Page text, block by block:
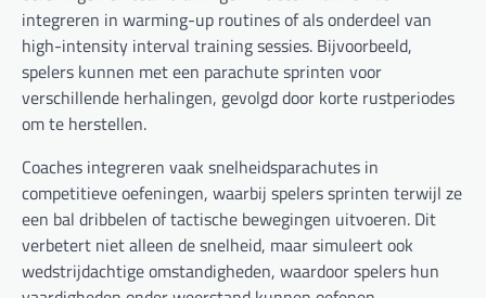
integreren in warming-up routines of als onderdeel van
high-intensity interval training sessies. Bijvoorbeeld,
spelers kunnen met een parachute sprinten voor
verschillende herhalingen, gevolgd door korte rustperiodes
om te herstellen.
Coaches integreren vaak snelheidsparachutes in
competitieve oefeningen, waarbij spelers sprinten terwijl ze
een bal dribbelen of tactische bewegingen uitvoeren. Dit
verbetert niet alleen de snelheid, maar simuleert ook
wedstrijdachtige omstandigheden, waardoor spelers hun